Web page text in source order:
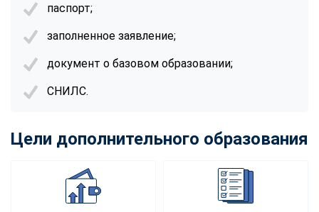
паспорт;
заполненное заявление;
документ о базовом образовании;
СНИЛС.
Цели дополнительного образования